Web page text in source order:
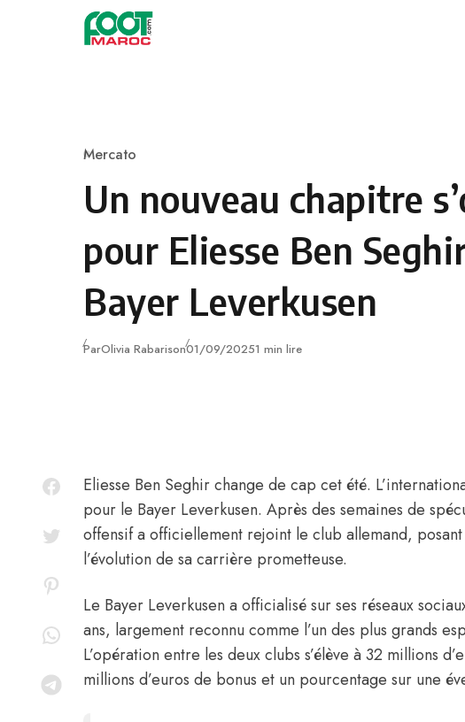
Skip to content
Category
Mercato
Un nouveau chapitre
pour Eliesse Ben
Bayer Leverkusen
ParOlivia RabarisonPublié
01/09/20251 min lire
Eliesse Ben Seghirchange de cap cet été.
pour le Bayer Leverkusen. Après des semaines de
offensif a officiellement rejoint le club allemand,
l’évolution de sa carrière prometteuse.
Le Bayer Leverkusen a officialisésur ses réseaux
ans, largement reconnu comme l’un des plus grands
L’opération entre les deux clubs s’élève à 32 millions
millions d’euros de bonus et un pourcentage sur une